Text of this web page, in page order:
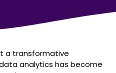
a transformative
analytics has become